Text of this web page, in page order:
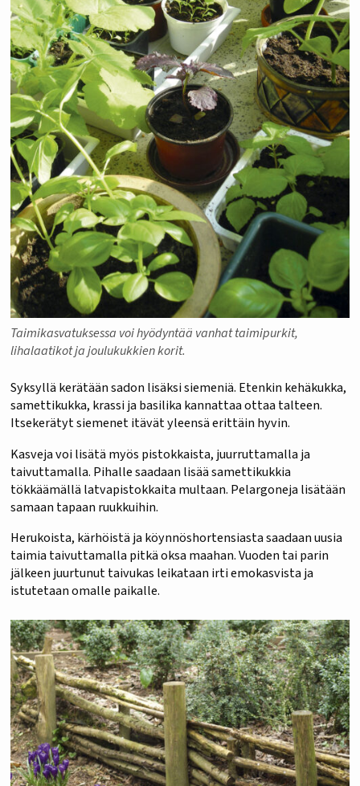
Taimikasvatuksessa voi hyödyntää vanhat taimipurkit,
lihalaatikot ja joulukukkien korit.
Syksyllä kerätään sadon lisäksi siemeniä. Etenkin kehäkukka,
samettikukka, krassi ja basilika kannattaa ottaa talteen.
Itsekerätyt siemenet itävät yleensä erittäin hyvin.
Kasveja voi lisätä myös pistokkaista, juurruttamalla ja
taivuttamalla. Pihalle saadaan lisää samettikukkia
tökkäämällä latvapistokkaita multaan. Pelargoneja lisätään
samaan tapaan ruukkuihin.
Herukoista, kärhöistä ja köynnöshortensiasta saadaan uusia
taimia taivuttamalla pitkä oksa maahan. Vuoden tai parin
jälkeen juurtunut taivukas leikataan irti emokasvista ja
istutetaan omalle paikalle.